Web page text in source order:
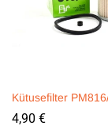
Kütusefilter
4,90 €